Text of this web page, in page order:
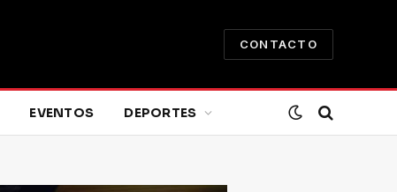
CONTACTO
EVENTOS DEPORTES